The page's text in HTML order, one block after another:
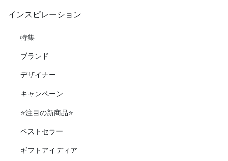
インスピレーション
特集
ブランド
デザイナー
キャンペーン
⭐️注目の新商品⭐️
ベストセラー
ギフトアイディア